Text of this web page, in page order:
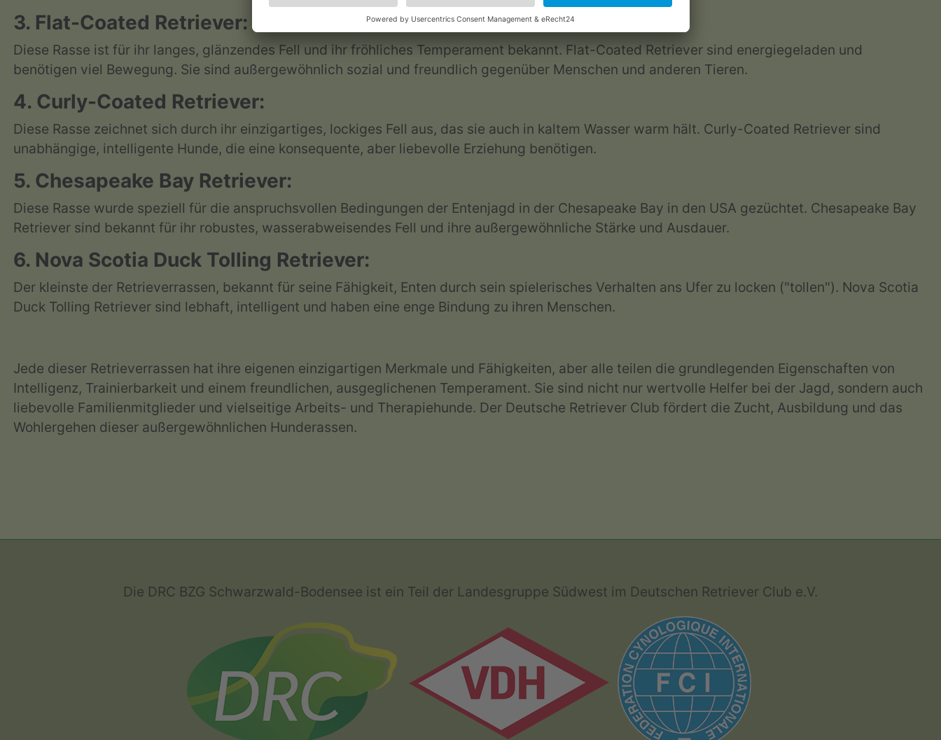
3. Flat-Coated Retriever:
Diese Rasse ist für ihr langes, glänzendes Fell und ihr fröhliches Temperament bekannt. Flat-Coated Retriever sind energiegeladen und
benötigen viel Bewegung. Sie sind außergewöhnlich sozial und freundlich gegenüber Menschen und anderen Tieren.
4. Curly-Coated Retriever:
Diese Rasse zeichnet sich durch ihr einzigartiges, lockiges Fell aus, das sie auch in kaltem Wasser warm hält. Curly-Coated Retriever sind
unabhängige, intelligente Hunde, die eine konsequente, aber liebevolle Erziehung benötigen.
5. Chesapeake Bay Retriever:
Diese Rasse wurde speziell für die anspruchsvollen Bedingungen der Entenjagd in der Chesapeake Bay in den USA gezüchtet. Chesapeake Bay
Retriever sind bekannt für ihr robustes, wasserabweisendes Fell und ihre außergewöhnliche Stärke und Ausdauer.
6. Nova Scotia Duck Tolling Retriever:
Der kleinste der Retrieverrassen, bekannt für seine Fähigkeit, Enten durch sein spielerisches Verhalten ans Ufer zu locken ("tollen"). Nova Scotia
Duck Tolling Retriever sind lebhaft, intelligent und haben eine enge Bindung zu ihren Menschen.
Jede dieser Retrieverrassen hat ihre eigenen einzigartigen Merkmale und Fähigkeiten, aber alle teilen die grundlegenden Eigenschaften von
Intelligenz, Trainierbarkeit und einem freundlichen, ausgeglichenen Temperament. Sie sind nicht nur wertvolle Helfer bei der Jagd, sondern auch
liebevolle Familienmitglieder und vielseitige Arbeits- und Therapiehunde. Der Deutsche Retriever Club fördert die Zucht, Ausbildung und das
Wohlergehen dieser außergewöhnlichen Hunderassen.
Die DRC BZG Schwarzwald-Bodensee ist ein Teil der Landesgruppe Südwest im Deutschen Retriever Club e.V.